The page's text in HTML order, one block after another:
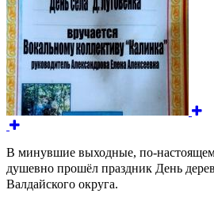
В минувшие выходные, по-
душевно прошёл праздник День
Валдайского округа.